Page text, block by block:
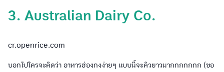
3. Australian Dairy Co.
cr.openrice.com
บอกไปใครจะคิดว่า อาหารฮ่องกงง่ายๆ แบบนี้จะคิวยาวมากกกกกกก (ขอ